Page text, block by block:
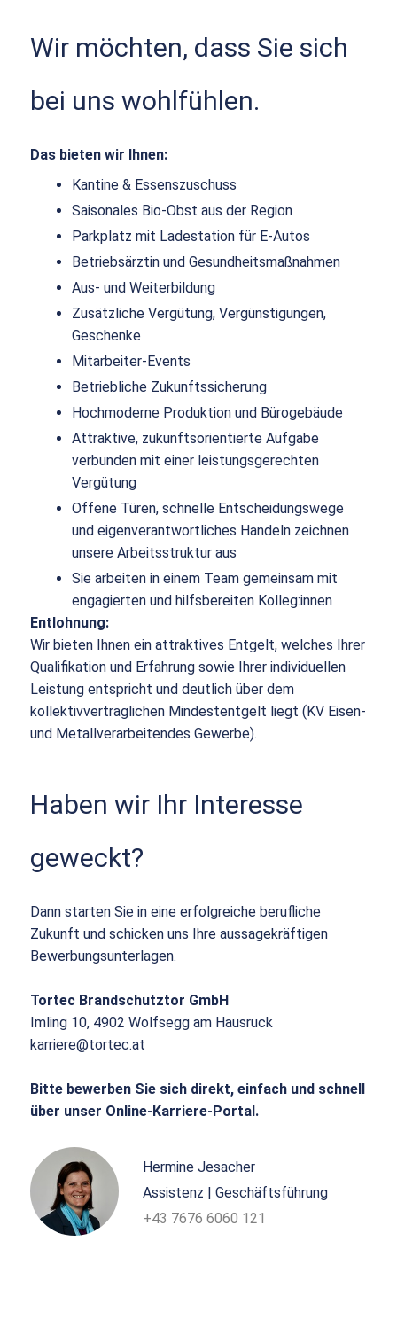
Wir möchten, dass Sie sich
bei uns wohlfühlen.
Das bieten wir Ihnen:
Kantine & Essenszuschuss
Saisonales Bio-Obst aus der Region
Parkplatz mit Ladestation für E-Autos
Betriebsärztin und Gesundheitsmaßnahmen
Aus- und Weiterbildung
Zusätzliche Vergütung, Vergünstigungen,
Geschenke
Mitarbeiter-Events
Betriebliche Zukunftssicherung
Hochmoderne Produktion und Bürogebäude
Attraktive, zukunftsorientierte Aufgabe
verbunden mit einer leistungsgerechten
Vergütung
Offene Türen, schnelle Entscheidungswege
und eigenverantwortliches Handeln zeichnen
unsere Arbeitsstruktur aus
Sie arbeiten in einem Team gemeinsam mit
engagierten und hilfsbereiten Kolleg:innen
Entlohnung:
Wir bieten Ihnen ein attraktives Entgelt, welches Ihrer
Qualifikation und Erfahrung sowie Ihrer individuellen
Leistung entspricht und deutlich über dem
kollektivvertraglichen Mindestentgelt liegt (KV Eisen-
und Metallverarbeitendes Gewerbe).
Haben wir Ihr Interesse
geweckt?
Dann starten Sie in eine erfolgreiche berufliche
Zukunft und schicken uns Ihre aussagekräftigen
Bewerbungsunterlagen.
Tortec Brandschutztor GmbH
Imling 10, 4902 Wolfsegg am Hausruck
karriere@tortec.at
Bitte bewerben Sie sich direkt, einfach und schnell
über unser Online-Karriere-Portal.
Hermine Jesacher
Assistenz | Geschäftsführung
+43 7676 6060 121